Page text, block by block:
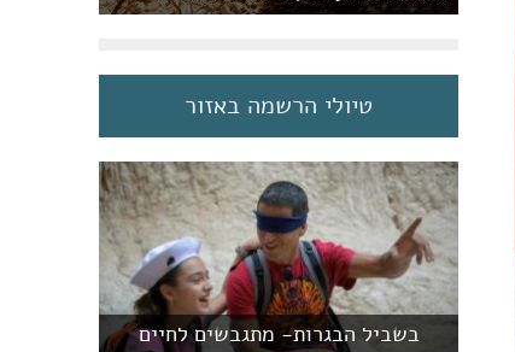
טיולי הרשמה באזור
בשביל הבגרות- מתגבשים לחיים